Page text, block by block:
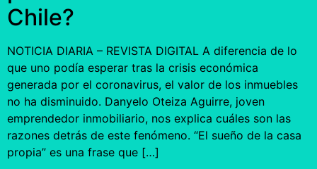
Chile?
NOTICIA DIARIA – REVISTA DIGITAL A diferencia de lo
que uno podía esperar tras la crisis económica
generada por el coronavirus, el valor de los inmuebles
no ha disminuido. Danyelo Oteiza Aguirre, joven
emprendedor inmobiliario, nos explica cuáles son las
razones detrás de este fenómeno. “El sueño de la casa
propia” es una frase que […]